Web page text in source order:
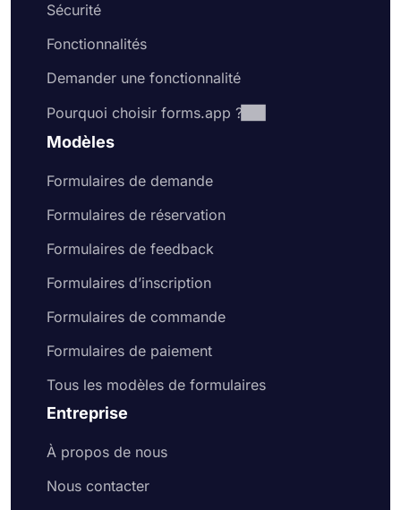
Sécurité
Fonctionnalités
Demander une fonctionnalité
Pourquoi choisir forms.app ?
Modèles
Formulaires de demande
Formulaires de réservation
Formulaires de feedback
Formulaires d’inscription
Formulaires de commande
Formulaires de paiement
Tous les modèles de formulaires
Entreprise
À propos de nous
Nous contacter